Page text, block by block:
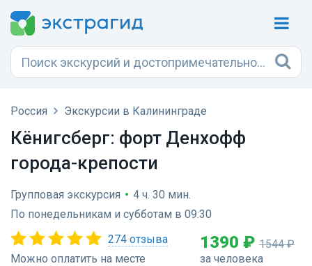
Россия Экскурсии в Калининграде
Кёнигсберг: форт Денхофф
города-крепости
Групповая экскурсия • 4 ч. 30 мин.
По понедельникам и субботам в 09:30
274 отзыва
Можно оплатить на месте
1390 ₽ 1544 ₽
за человека